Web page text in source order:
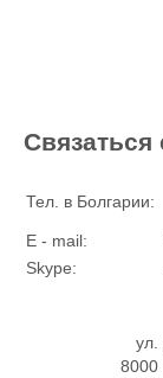
Тел. в Болгарии:
E - mail:
Skype:
ул.
8000